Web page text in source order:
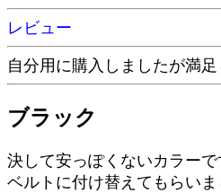
レビュー
自分用に購入しましたが満足
ブラック
決して安っぽくないカラー
ベルトに付け替えてもらい